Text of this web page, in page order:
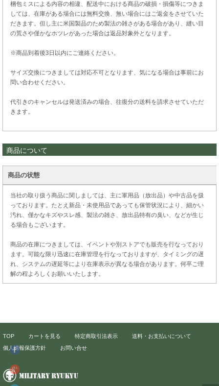
梱包ミスによる内容の相違、配送中における商品の破損・損傷等につきま
しては、在庫がある場合には無料交換、無い場合にはご返金をさせていた
だきます。但し主に米国製品のため製法の雑さがある場合があり、縫い目
の荒さや僅かなホツレがあった場合は返品対象外となります。
※商品到着後3日以内にご連絡ください。
サイズ交換につきましては対応不可となります、気になる場合は事前にお
問い合わせください。
代引きのキャンセルは発送済みの場合、往復分の送料を請求させていただ
きます。
商品について
商品の状態
当社の取り扱う商品に関しましては、主に軍用品（放出品）や中古品を扱
っております。たとえ新品・未使用品であっても保管状況により、細かい
汚れ、僅かなキズやスレ感、製法の雑さ、放出品特有の臭い、などが生じ
る場合もございます。
商品の在庫につきましては、イベントや別ストアでも販売を行なっており
ます。可能な限り迅速に在庫管理を行なっておりますが、タイミングの遅
れ、システムの遅延等により在庫表示が異なる場合があります。何卒ご理
解の程よろしくお願いいたします。
TOP カートを見る 特定商取引法表示
送料・お支払いについて
個人情報保護方針
お問い合せ